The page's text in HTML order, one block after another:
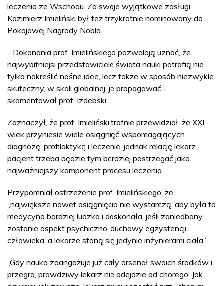
leczenia ze Wschodu. Za swoje wyjątkowe zasługi
Kazimierz Imieliński był też trzykrotnie nominowany do
Pokojowej Nagrody Nobla.
- Dokonania prof. Imielińskiego pozwalają uznać, że
najwybitniejsi przedstawiciele świata nauki potrafią nie
tylko nakreślić nośne idee, lecz także w sposób niezwykle
skuteczny, w skali globalnej, je propagować –
skomentował prof. Izdebski.
Zaznaczył, że prof. Imieliński trafnie przewidział, że XXI
wiek przyniesie wiele osiągnięć wspomagających
diagnozę, profilaktykę i leczenie, jednak relację lekarz-
pacjent trzeba będzie tym bardziej postrzegać jako
najważniejszy komponent procesu leczenia.
Przypomniał ostrzeżenie prof. Imielińskiego, że
„największe nawet osiągnięcia nie wystarczą, aby była to
medycyna bardziej ludzka i doskonała, jeśli zaniedbany
zostanie aspekt psychiczno-duchowy egzystencji
człowieka, a lekarze staną się jedynie inżynierami ciała”.
„Gdy nauka zaangażuje już cały arsenał swoich środków i
przegra, prawdziwy lekarz nie odejdzie od chorego. Jak